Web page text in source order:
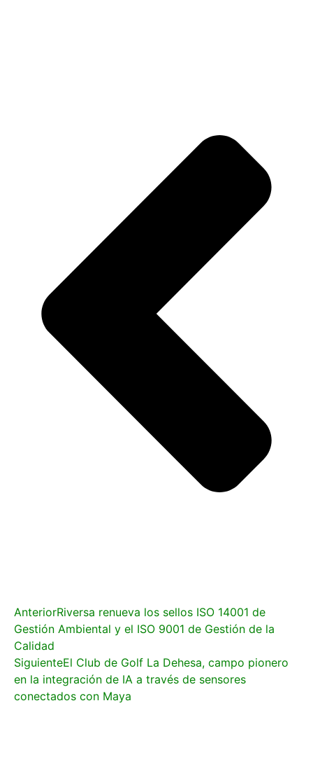
AnteriorRiversa renueva los sellos ISO 14001 de
Gestión Ambiental y el ISO 9001 de Gestión de la
Calidad
SiguienteEl Club de Golf La Dehesa, campo pionero
en la integración de IA a través de sensores
conectados con Maya